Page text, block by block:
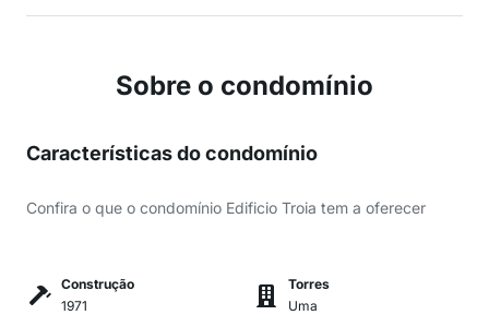
Sobre o condomínio
Características do condomínio
Confira o que o condomínio Edificio Troia tem a oferecer
Construção
1971
Torres
Uma